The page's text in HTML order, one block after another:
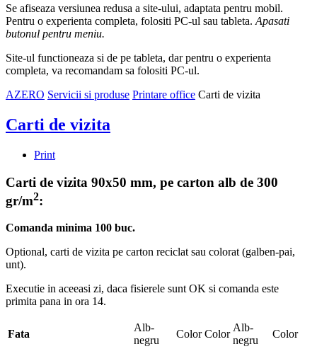
Se afiseaza versiunea redusa a site-ului, adaptata pentru mobil.
Pentru o experienta completa, folositi PC-ul sau tableta. Apasati
butonul pentru meniu.
Site-ul functioneaza si de pe tableta, dar pentru o experienta
completa, va recomandam sa folositi PC-ul.
AZERO Servicii si produse Printare office Carti de vizita
Carti de vizita
Print
Carti de vizita 90x50 mm, pe carton alb de 300
gr/m2:
Comanda minima 100 buc.
Optional, carti de vizita pe carton reciclat sau colorat (galben-pai,
unt).
Executie in aceeasi zi, daca fisierele sunt OK si comanda este
primita pana in ora 14.
Fata
Alb-
negru
Color Color
Alb-
negru
Color